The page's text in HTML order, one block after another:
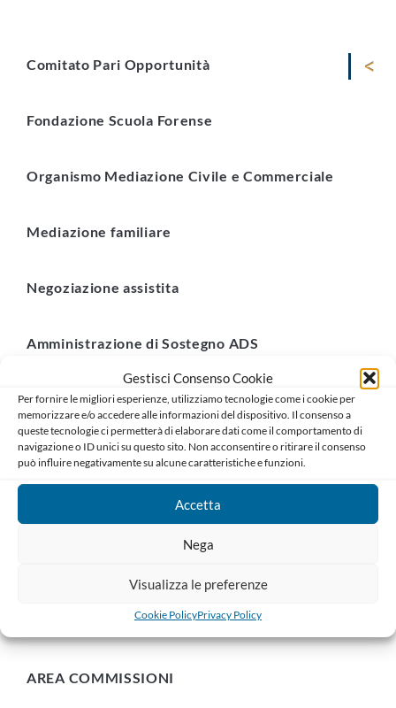
Gestisci Consenso Cookie
Per fornire le migliori esperienze, utilizziamo tecnologie come i cookie per
memorizzare e/o accedere alle informazioni del dispositivo. Il consenso a
queste tecnologie ci permetterà di elaborare dati come il comportamento di
navigazione o ID unici su questo sito. Non acconsentire o ritirare il consenso
può influire negativamente su alcune caratteristiche e funzioni.
Accetta
Nega
Visualizza le preferenze
Cookie PolicyPrivacy Policy
Comitato Pari Opportunità
Fondazione Scuola Forense
Organismo Mediazione Civile e Commerciale
Mediazione familiare
Negoziazione assistita
Amministrazione di Sostegno ADS
Esperti art. 473bis.26 cpc
Organismo Crisi da Sovraindebitamento
Associazioni Forensi
AREA COMMISSIONI